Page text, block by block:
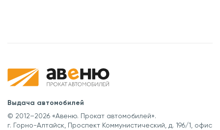
Выдача автомобилей
© 2012–2026 «Авеню. Прокат автомобилей».
г. Горно-Алтайск, Проспект Коммунистический, д. 196/1, офис